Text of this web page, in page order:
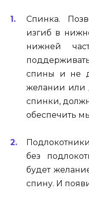
Спинка.
изгиб в
нижней
спины и не
желании или
спинки,
обеспечить
без
будет
спину. И